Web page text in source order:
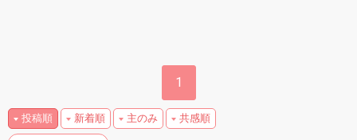
1
投稿順 新着順 主のみ 共感順